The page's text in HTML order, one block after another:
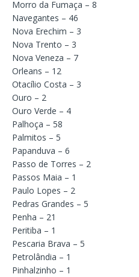
Morro da Fumaça – 8
Navegantes – 46
Nova Erechim – 3
Nova Trento – 3
Nova Veneza – 7
Orleans – 12
Otacílio Costa – 3
Ouro – 2
Ouro Verde – 4
Palhoça – 58
Palmitos – 5
Papanduva – 6
Passo de Torres – 2
Passos Maia – 1
Paulo Lopes – 2
Pedras Grandes – 5
Penha – 21
Peritiba – 1
Pescaria Brava – 5
Petrolândia – 1
Pinhalzinho – 1